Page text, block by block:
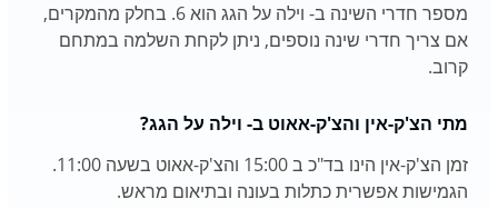
מספר חדרי השינה ב- וילה על הגג הוא 6. בחלק מהמקרים,
אם צריך חדרי שינה נוספים, ניתן לקחת השלמה במתחם
קרוב.
מתי הצ'ק-אין והצ'ק-אאוט ב- וילה על הגג?
זמן הצ'ק-אין הינו בד"כ ב 15:00 והצ'ק-אאוט בשעה 11:00.
הגמישות אפשרית כתלות בעונה ובתיאום מראש.